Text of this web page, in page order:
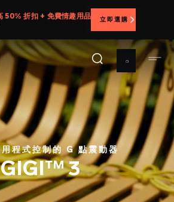
50% 折扣 + 免費情趣用品
立即選購
程式控制的 G 點震動器
GIGI™ 3